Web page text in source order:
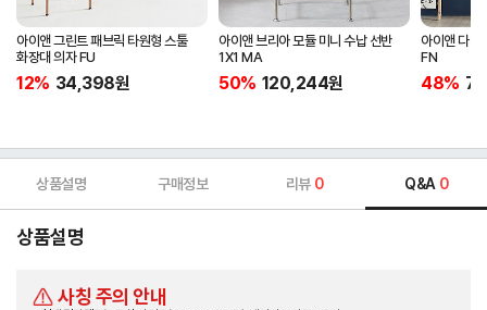
아이앤 그린트 패브릭 타원형 스툴
화장대 의자 FU
12% 34,398원
아이앤 브리아 모듈 미니 수납 선반
1X1 MA
50% 120,244원
아이앤 다
FN
48%
상품설명 구매정보 리뷰 0 Q&A 0
상품설명
사칭 주의 안내